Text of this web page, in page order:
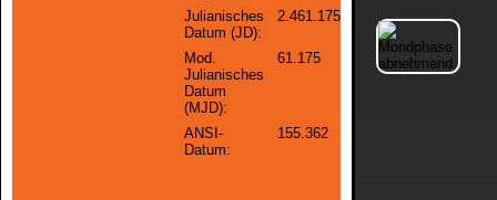
Julianisches
Datum (JD):
2.461.175
Mod.
Julianisches
Datum
(MJD):
61.175
ANSI-
Datum:
155.362